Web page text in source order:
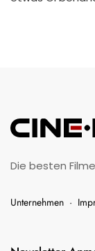
Die besten
Unternehmen ·